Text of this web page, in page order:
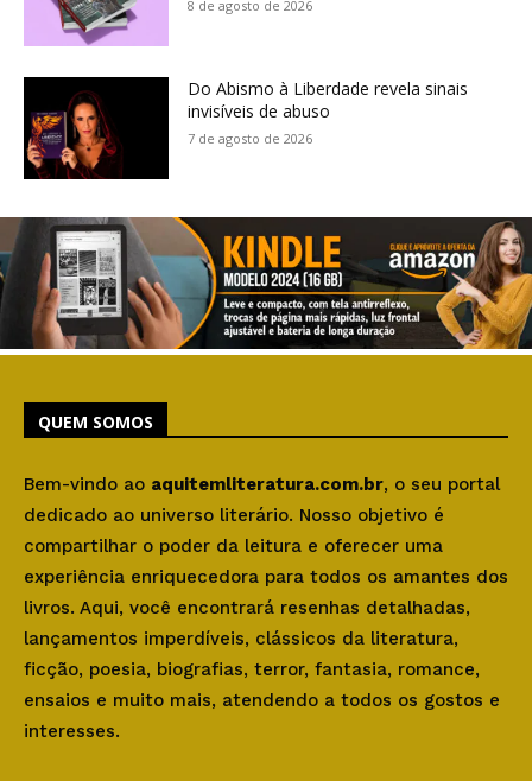
8 de agosto de 2026
Do Abismo à Liberdade revela sinais
invisíveis de abuso
7 de agosto de 2026
QUEM SOMOS
Bem-vindo ao aquitemliteratura.com.br, o seu portal
dedicado ao universo literário. Nosso objetivo é
compartilhar o poder da leitura e oferecer uma
experiência enriquecedora para todos os amantes dos
livros. Aqui, você encontrará resenhas detalhadas,
lançamentos imperdíveis, clássicos da literatura,
ficção, poesia, biografias, terror, fantasia, romance,
ensaios e muito mais, atendendo a todos os gostos e
interesses.